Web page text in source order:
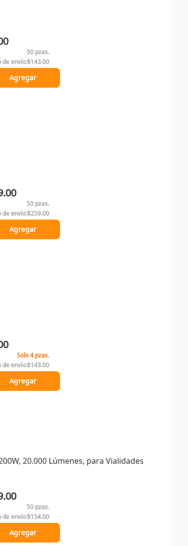
de envío:$143.00
50 pzas.
Agregar
de envío:$259.00
50 pzas.
Agregar
de envío:$143.00
Solo 4 pzas.
Agregar
20.000 Lúmenes, para Vialidades
de envío:$154.00
50 pzas.
Agregar